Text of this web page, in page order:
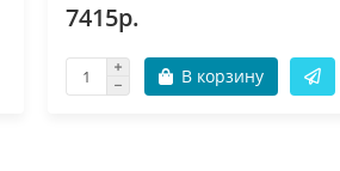
7415р.
В корзину